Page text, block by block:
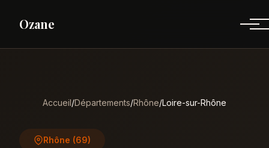
Ozane
Accueil/Départements/Rhône/Loire-sur-Rhône
Rhône (69)